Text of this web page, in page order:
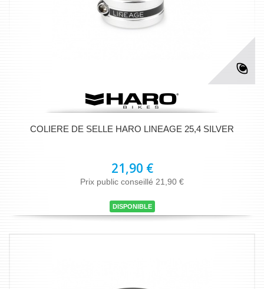
COLIERE DE SELLE HARO LINEAGE 25,4 SILVER
21,90 €
Prix public conseillé 21,90 €
DISPONIBLE